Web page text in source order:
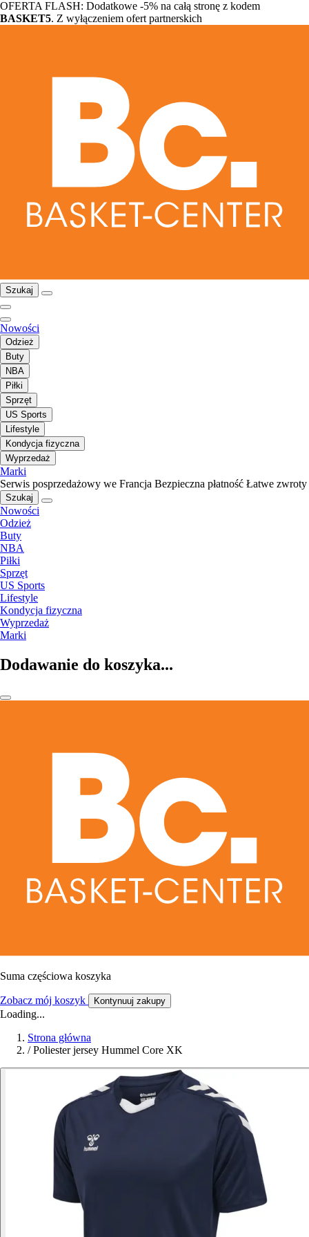
OFERTA FLASH: Dodatkowe -5% na całą stronę z kodem
BASKET5. Z wyłączeniem ofert partnerskich
Szukaj
Nowości
Odzież
Buty
NBA
Piłki
Sprzęt
US Sports
Lifestyle
Kondycja fizyczna
Wyprzedaż
Marki
Serwis posprzedażowy we Francja Bezpieczna płatność Łatwe zwroty
Szukaj
Nowości
Odzież
Buty
NBA
Piłki
Sprzęt
US Sports
Lifestyle
Kondycja fizyczna
Wyprzedaż
Marki
Dodawanie do koszyka...
Suma częściowa koszyka
Zobacz mój koszyk Kontynuuj zakupy
Loading...
Strona główna
/ Poliester jersey Hummel Core XK